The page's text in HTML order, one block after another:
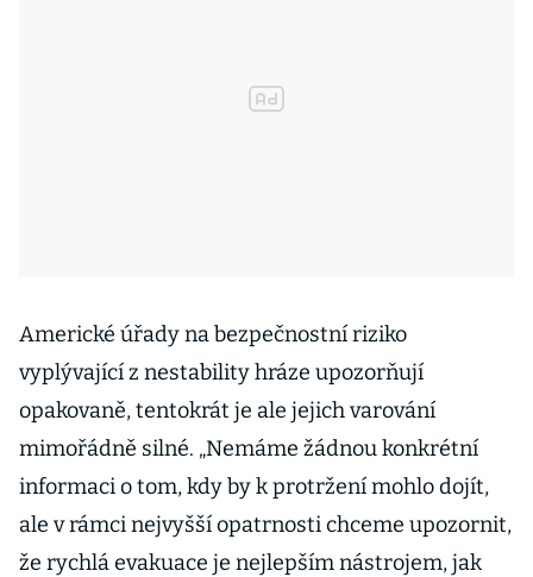
Americké úřady na bezpečnostní riziko
vyplývající z nestability hráze upozorňují
opakovaně, tentokrát je ale jejich varování
mimořádně silné. „Nemáme žádnou konkrétní
informaci o tom, kdy by k protržení mohlo dojít,
ale v rámci nejvyšší opatrnosti chceme upozornit,
že rychlá evakuace je nejlepším nástrojem, jak